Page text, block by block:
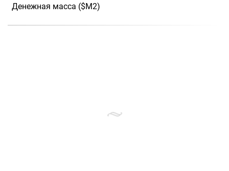
Денежная масса ($М2)